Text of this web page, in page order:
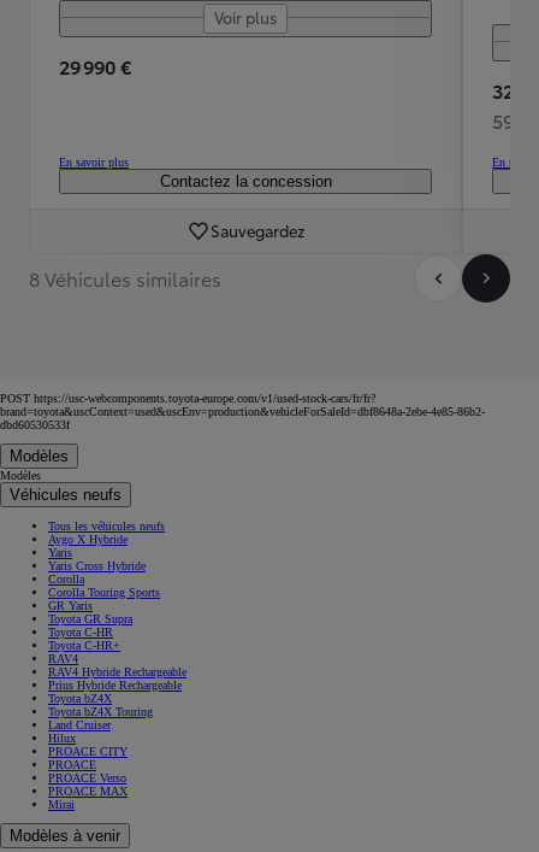
Voir plus
29 990 €
En savoir plus
Contactez la concession
Sauvegardez
32
591
En
8 Véhicules similaires
POST https://usc-webcomponents.toyota-europe.com/v1/used-stock-cars/fr/fr?
brand=toyota&uscContext=used&uscEnv=production&vehicleForSaleId=dbf8648a-2ebe-4e85-86b2-
dbd60530533f
Modèles
Modèles
Véhicules neufs
Tous les véhicules neufs
Aygo X Hybride
Yaris
Yaris Cross Hybride
Corolla
Corolla Touring Sports
GR Yaris
Toyota GR Supra
Toyota C-HR
Toyota C-HR+
RAV4
RAV4 Hybride Rechargeable
Prius Hybride Rechargeable
Toyota bZ4X
Toyota bZ4X Touring
Land Cruiser
Hilux
PROACE CITY
PROACE
PROACE Verso
PROACE MAX
Mirai
Modèles à venir